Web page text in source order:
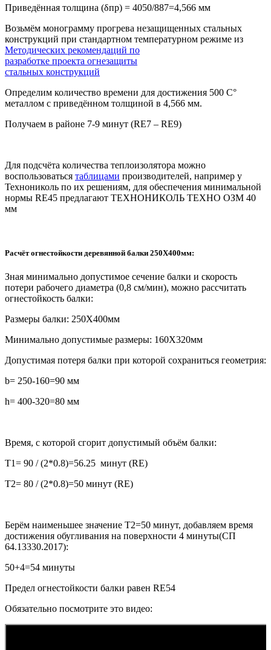
Приведённая толщина (δпр) = 4050/887=4,566 мм
Возьмём монограмму прогрева незащищенных стальных
конструкций при стандартном температурном режиме из
Методических рекомендаций по
разработке проекта огнезащиты
стальных конструкций
Определим количество времени для достижения 500 С°
металлом с приведённом толщиной в 4,566 мм.
Получаем в районе 7-9 минут (RE7 – RE9)
Для подсчёта количества теплоизолятора можно
воспользоваться таблицами производителей, например у
Технониколь по их решениям, для обеспечения минимальной
нормы RE45 предлагают ТЕХНОНИКОЛЬ ТЕХНО ОЗМ 40
мм
Расчёт огнестойкости деревянной балки 250X400мм:
Зная минимально допустимое сечение балки и скорость
потери рабочего диаметра (0,8 см/мин), можно рассчитать
огнестойкость балки:
Размеры балки: 250Х400мм
Минимально допустимые размеры: 160X320мм
Допустимая потеря балки при которой сохраниться геометрия:
b= 250-160=90 мм
h= 400-320=80 мм
Время, с которой сгорит допустимый объём балки:
T1= 90 / (2*0.8)=56.25 минут (RE)
T2= 80 / (2*0.8)=50 минут (RE)
Берём наименьшее значение T2=50 минут, добавляем время
достижения обугливания на поверхности 4 минуты(СП
64.13330.2017):
50+4=54 минуты
Предел огнестойкости балки равен RE54
Обязательно посмотрите это видео: